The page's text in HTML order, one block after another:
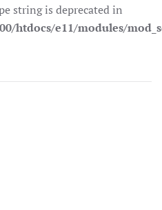
string is deprecated in
htdocs/e11/modules/